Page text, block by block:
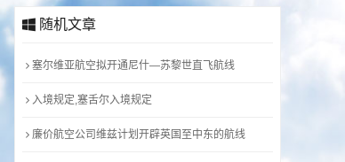
随机文章
塞尔维亚航空拟开通尼什—苏黎世直飞航线
入境规定,塞舌尔入境规定
廉价航空公司维兹计划开辟英国至中东的航线